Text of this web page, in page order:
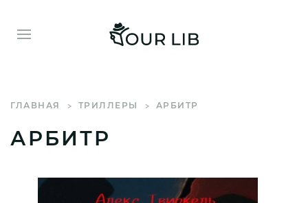
ГЛАВНАЯ ТРИЛЛЕРЫ АРБИТР
АРБИТР